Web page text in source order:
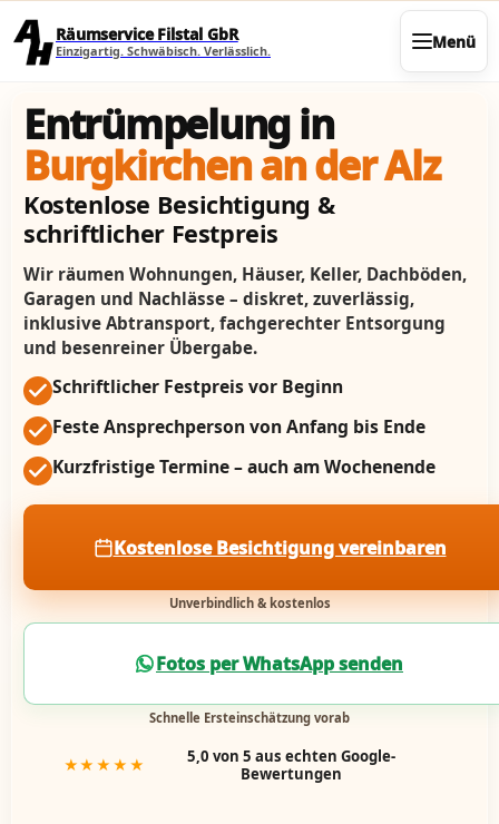
Räumservice Filstal GbR
Einzigartig. Schwäbisch. Verlässlich. Menü
Entrümpelung in
Burgkirchen an der Alz
Kostenlose Besichtigung &
schriftlicher Festpreis
Wir räumen Wohnungen, Häuser, Keller, Dachböden,
Garagen und Nachlässe – diskret, zuverlässig,
inklusive Abtransport, fachgerechter Entsorgung
und besenreiner Übergabe.
Schriftlicher Festpreis vor Beginn
Feste Ansprechperson von Anfang bis Ende
Kurzfristige Termine – auch am Wochenende
Kostenlose Besichtigung vereinbaren
Unverbindlich & kostenlos
Fotos per WhatsApp senden
Schnelle Ersteinschätzung vorab
★★★★★
5,0 von 5 aus echten Google-
Bewertungen